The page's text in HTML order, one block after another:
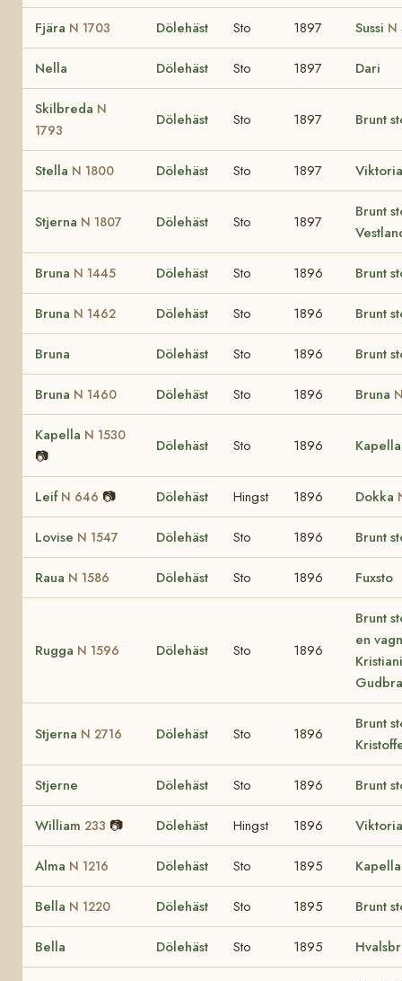
Fjära N 1703 Dölehäst Sto 1897 Sussi N
Nella Dölehäst Sto 1897 Dari
Skilbreda N
1793
Dölehäst Sto 1897 Brunt
Stella N 1800 Dölehäst Sto 1897 Viktoria
Stjerna N 1807 Dölehäst Sto 1897
Brunt
Bruna N 1445 Dölehäst Sto 1896 Brunt
Bruna N 1462 Dölehäst Sto 1896 Brunt
Bruna Dölehäst Sto 1896 Brunt
Bruna N 1460 Dölehäst Sto 1896 Bruna
Kapella N 1530
📷
Dölehäst Sto 1896
Leif N 646 📷 Dölehäst Hingst 1896 Dokka
Lovise N 1547 Dölehäst Sto 1896 Brunt
Raua N 1586 Dölehäst Sto 1896 Fuxsto
Rugga N 1596 Dölehäst Sto 1896
Brunt
en
Stjerna N 2716 Dölehäst Sto 1896
Brunt
Stjerne Dölehäst Sto 1896 Brunt
William 233 📷 Dölehäst Hingst 1896 Viktoria
Alma N 1216 Dölehäst Sto 1895
Bella N 1220 Dölehäst Sto 1895 Brunt
Bella Dölehäst Sto 1895